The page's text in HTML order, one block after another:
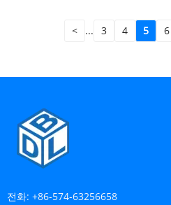
< ... 3 4 5 6
전화: +86-574-63256658